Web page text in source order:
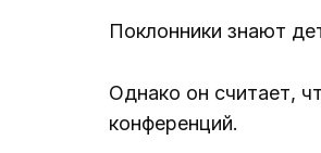
Поклонники знают
Однако он считает,
конференций.